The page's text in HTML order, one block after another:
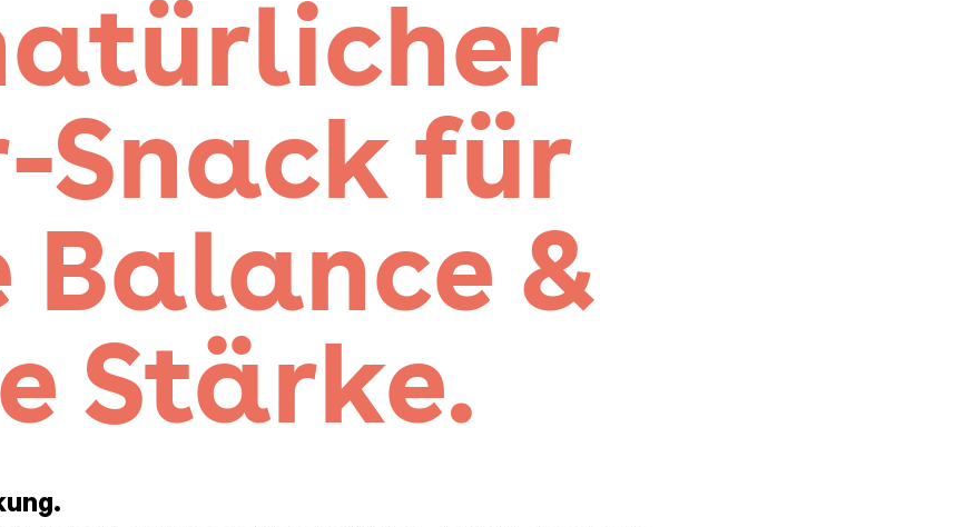
Snack für
Balance &
Stärke.